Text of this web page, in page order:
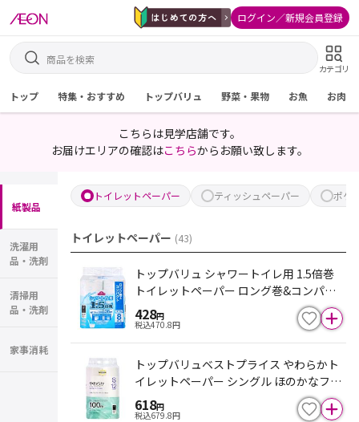
ログイン／新規会員登録
カテゴリ
トップ 特集・おすすめ トップバリュ 野菜・果物 お魚 お肉
こちらは見学店舗です。
お届けエリアの確認はこちらからお願い致します。
紙製品
洗濯用
品・洗剤
清掃用
品・洗剤
家事消耗
トイレットペーパー ティッシュペーパー ポケ
トイレットペーパー (43)
トップバリュ シャワートイレ用 1.5倍巻
トイレットペーパー ロング巻&コンパク
ト ダブル 36m×8ロール
428円
税込470.8円
トップバリュベストプライス やわらかト
イレットペーパー シングル ほのかなフロ
ーラルの香り 100m×12ロール
618円
税込679.8円